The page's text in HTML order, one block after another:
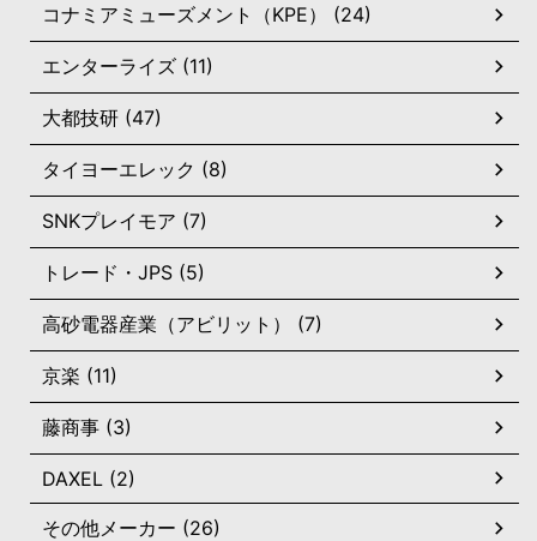
コナミアミューズメント（KPE） (24)
エンターライズ (11)
大都技研 (47)
タイヨーエレック (8)
SNKプレイモア (7)
トレード・JPS (5)
高砂電器産業（アビリット） (7)
京楽 (11)
藤商事 (3)
DAXEL (2)
その他メーカー (26)